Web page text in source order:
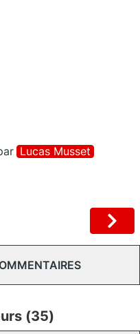
Lucas Musset
(35)